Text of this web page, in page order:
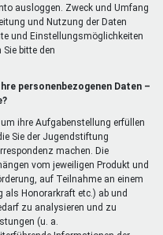
ausloggen. Zweck und Umfang
und Nutzung der Daten
und Einstellungsmöglichkeiten
bitte den
personenbezogenen Daten –
ihre Aufgabenstellung erfüllen
Sie der Jugendstiftung
machen. Die
vom jeweiligen Produkt und
auf Teilnahme an einem
als Honorarkraft etc.) ab und
zu analysieren und zu
(u. a.